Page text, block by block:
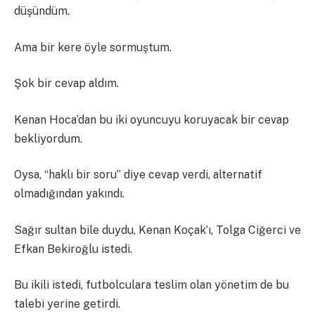
düşündüm.
Ama bir kere öyle sormuştum.
Şok bir cevap aldım.
Kenan Hoca’dan bu iki oyuncuyu koruyacak bir cevap
bekliyordum.
Oysa, “haklı bir soru” diye cevap verdi, alternatif
olmadığından yakındı.
Sağır sultan bile duydu, Kenan Koçak’ı, Tolga Ciğerci ve
Efkan Bekiroğlu istedi.
Bu ikili istedi, futbolculara teslim olan yönetim de bu
talebi yerine getirdi.